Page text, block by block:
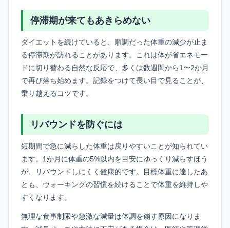
停滞期が来てもあきらめない
ダイエットを続けていると、順調だった体重の減少が止ま
る停滞期が訪れることがあります。これは体が省エネモー
ドに切り替わる自然な反応で、多くは数週間から1〜2か月
で再び落ち始めます。記録をつけて長い目で見ることが、
乗り越えるコツです。
リバウンドを防ぐには
短期間で急に減らした体重は戻りやすいことが知られてい
ます。1か月に体重の5%以内を目安にゆっくり減らすほう
が、リバウンドしにくく健康的です。目標体重に達したあ
とも、ウォーキングの習慣を続けることで体重を維持しや
すくなります。
無理な食事制限や急激な減量は体調を崩す原因になりま